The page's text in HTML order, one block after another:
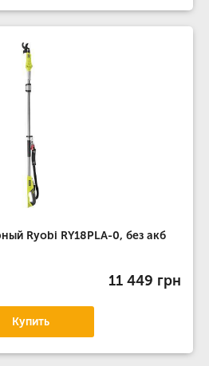
Ryobi RY18PLA-0, без акб
11 449 грн
Купить